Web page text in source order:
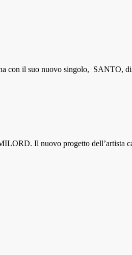
con il suo nuovo singolo,
Il nuovo progetto dell’artista